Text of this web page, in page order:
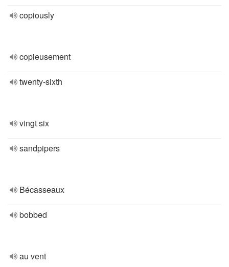
copiously
copieusement
twenty-sixth
vingt six
sandpipers
Bécasseaux
bobbed
au vent